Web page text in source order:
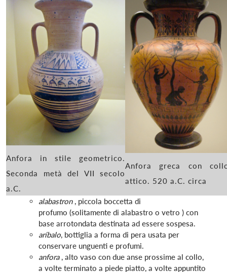
Anfora in stile geometrico.
Seconda metà del VII secolo
a.C.
Anfora greca con
attico. 520 a.C. circa
alabastron, piccola boccetta di
profumo (solitamente di alabastro o vetro ) con
base arrotondata destinata ad essere sospesa.
aríbalo, bottiglia a forma di pera usata per
conservare unguenti e profumi.
anfora, alto vaso con due anse prossime al collo,
a volte terminato a piede piatto, a volte appuntito